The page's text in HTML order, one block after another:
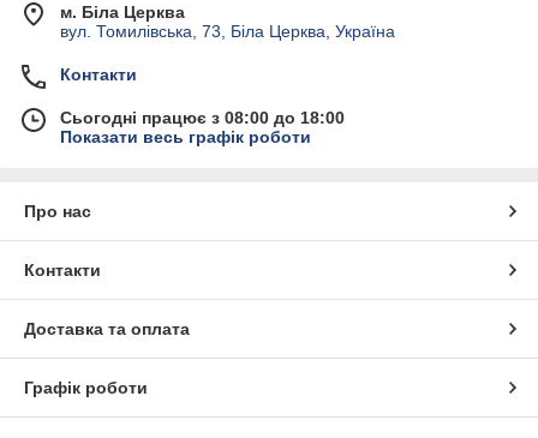
м. Біла Церква
вул. Томилівська, 73, Біла Церква, Україна
Контакти
Сьогодні працює з 08:00 до 18:00
Показати весь графік роботи
Про нас
Контакти
Доставка та оплата
Графік роботи